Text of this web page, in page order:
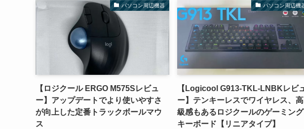
パソコン周辺機器
【ロジクール ERGO M575Sレビュ
ー】アップデートでより使いやすさ
が向上した定番トラックボールマウ
ス
パソコン周辺機
【Logicool G913-TKL-LNBKレビ
ー】テンキーレスでワイヤレス、高
級感もあるロジクールのゲーミング
キーボード【リニアタイプ】